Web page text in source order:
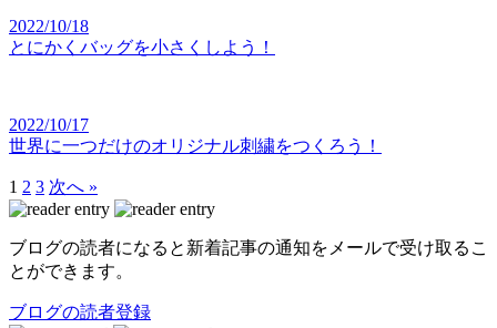
2022/10/18
とにかくバッグを小さくしよう！
2022/10/17
世界に一つだけのオリジナル刺繍をつくろう！
1 2 3 次へ »
ブログの読者になると新着記事の通知をメールで受け取るこ
とができます。
ブログの読者登録